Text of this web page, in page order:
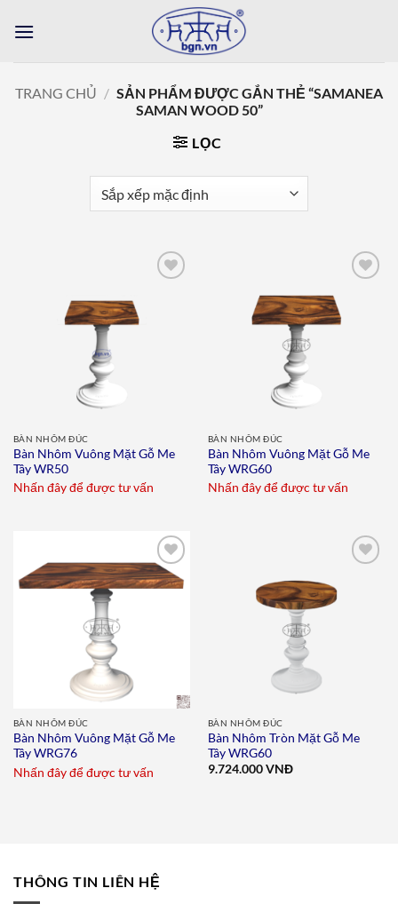
qua
TRANG CHỦ / SẢN PHẨM ĐƯỢC GẮN THẺ “SAMANEA
SAMAN WOOD 50”
LỌC
BÀN NHÔM ĐÚC
Bàn Nhôm Vuông Mặt Gỗ Me
Tây WR50
Nhấn đây để được tư vấn
BÀN NHÔM ĐÚC
Bàn Nhôm Vuông Mặt Gỗ Me
Tây WRG60
Nhấn đây để được tư vấn
Add to
wishlist
BÀN NHÔM ĐÚC
Bàn Nhôm Vuông Mặt Gỗ Me
Tây WRG76
Nhấn đây để được tư vấn
BÀN NHÔM ĐÚC
Bàn Nhôm Tròn Mặt Gỗ Me
Tây WRG60
9.724.000VNĐ
THÔNG TIN LIÊN HỆ